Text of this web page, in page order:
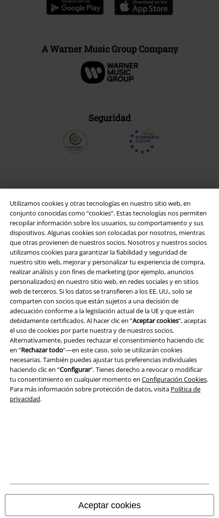
Utilizamos cookies y otras tecnologías en nuestro sitio web, en
conjunto conocidas como “cookies”. Estas tecnologías nos permiten
recopilar información sobre los usuarios, su comportamiento y sus
dispositivos. Algunas cookies son colocadas por nosotros, mientras
que otras provienen de nuestros socios. Nosotros y nuestros socios
utilizamos cookies para garantizar la fiabilidad y seguridad de
nuestro sitio web, mejorar y personalizar tu experiencia de compra,
realizar análisis y con fines de marketing (por ejemplo, anuncios
personalizados) en nuestro sitio web, en redes sociales y en sitios
web de terceros. Si los datos se transfieren a los EE. UU., solo se
comparten con socios que están sujetos a una decisión de
adecuación conforme a la legislación actual de la UE y que están
debidamente certificados. Al hacer clic en “Aceptar cookies”, aceptas
el uso de cookies por parte nuestra y de nuestros socios.
Alternativamente, puedes rechazar el consentimiento haciendo clic
en “Rechazar todo”—en este caso, solo se utilizarán cookies
necesarias. También puedes ajustar tus preferencias individuales
haciendo clic en “Configurar”. Tienes derecho a revocar o modificar
tu consentimiento en cualquier momento en Configuración Cookies.
Para más información sobre protección de datos, visita Política de
privacidad.
Aceptar cookies
A Warner Music Group Company
Seguridad
Legal
Términos y Condiciones
Aviso Legal
Ley protección de datos
Eliminación de residuos y protección del medioambiente
Declaración de Conformidad
Información sobre accesibilidad